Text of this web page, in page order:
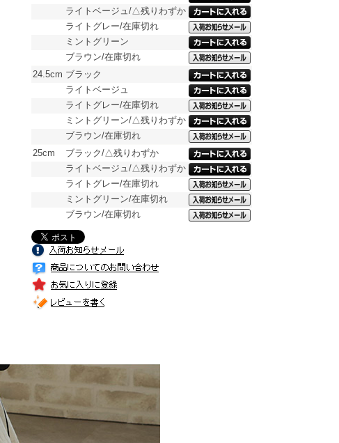
ライトベージュ/△残りわずか
ライトグレー/在庫切れ
ミントグリーン
ブラウン/在庫切れ
24.5cm ブラック
ライトベージュ
ライトグレー/在庫切れ
ミントグリーン/△残りわずか
ブラウン/在庫切れ
25cm
ブラック/△残りわずか
ライトベージュ/△残りわずか
ライトグレー/在庫切れ
ミントグリーン/在庫切れ
ブラウン/在庫切れ